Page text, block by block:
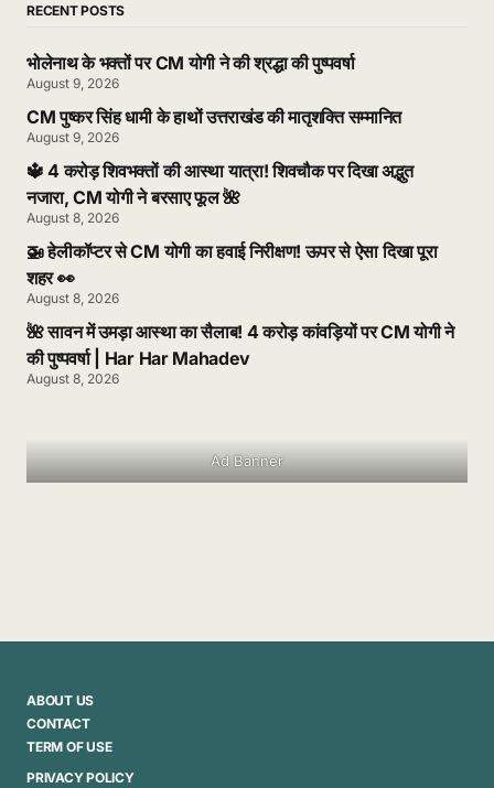
RECENT POSTS
भोलेनाथ के भक्तों पर CM योगी ने की श्रद्धा की पुष्पवर्षा
August 9, 2026
CM पुष्कर सिंह धामी के हाथों उत्तराखंड की मातृशक्ति सम्मानित
August 9, 2026
🔱 4 करोड़ शिवभक्तों की आस्था यात्रा! शिवचौक पर दिखा अद्भुत
नजारा, CM योगी ने बरसाए फूल 🌺
August 8, 2026
🚁 हेलीकॉप्टर से CM योगी का हवाई निरीक्षण! ऊपर से ऐसा दिखा पूरा
शहर 👀
August 8, 2026
🌺 सावन में उमड़ा आस्था का सैलाब! 4 करोड़ कांवड़ियों पर CM योगी ने
की पुष्पवर्षा | Har Har Mahadev
August 8, 2026
Ad Banner
ABOUT US
CONTACT
TERM OF USE
PRIVACY POLICY